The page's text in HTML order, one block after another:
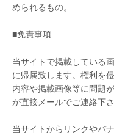
められるもの。
■免責事項
当サイトで掲載している
に帰属致します。権利を
内容や掲載画像等に問題
が直接メールでご連絡下
当サイトからリンクやバ